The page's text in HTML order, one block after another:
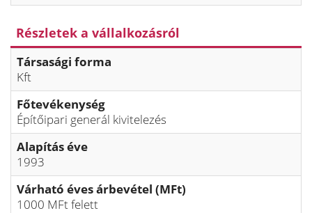
Részletek a vállalkozásról
Társasági forma
Kft
Főtevékenység
Építőipari generál kivitelezés
Alapítás éve
1993
Várható éves árbevétel (MFt)
1000 MFt felett